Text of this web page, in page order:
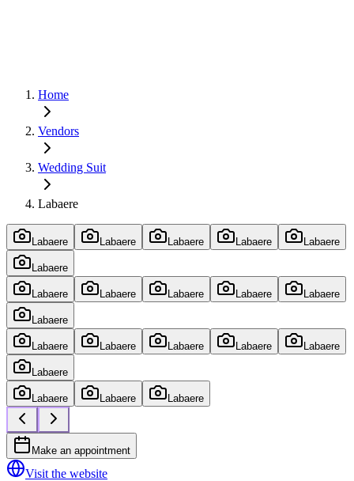
Home
Vendors
Wedding Suit
Labaere
Labaere Labaere Labaere Labaere Labaere
Labaere
Labaere Labaere Labaere Labaere Labaere
Labaere
Labaere Labaere Labaere Labaere Labaere
Labaere
Labaere Labaere Labaere
Make an appointment
Visit the website